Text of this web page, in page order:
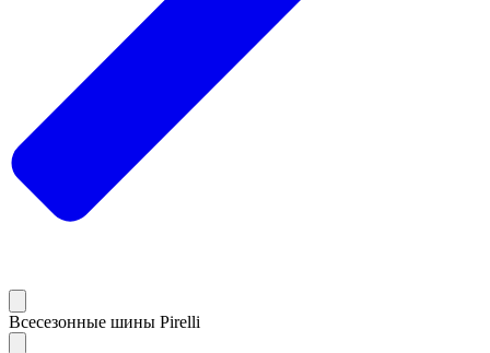
Всесезонные шины Pirelli